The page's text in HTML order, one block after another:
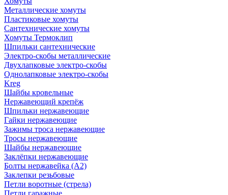
Металлические хомуты
Пластиковые хомуты
Сантехнические хомуты
Хомуты Термоклип
Шпильки сантехнические
Электро-скобы металлические
Двухлапковые электро-скобы
Однолапковые электро-скобы
Kreg
Шайбы кровельные
Нержавеющий крепёж
Шпильки нержавеющие
Гайки нержавеющие
Зажимы троса нержавеющие
Тросы нержавеющие
Шайбы нержавеющие
Заклёпки нержавеющие
Болты нержавейка (А2)
Заклепки резьбовые
Петли воротные (стрела)
Петли гаражные